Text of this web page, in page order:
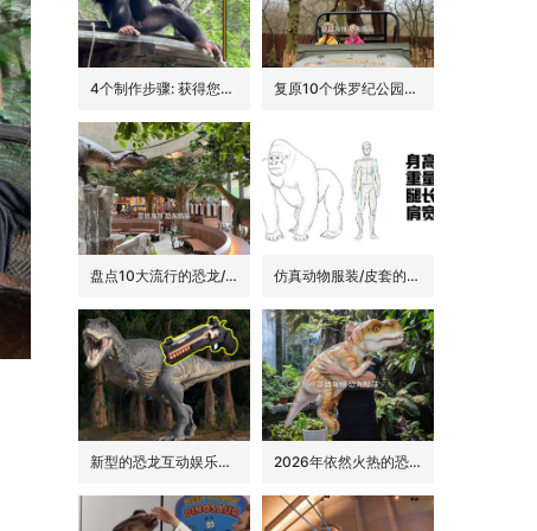
4个制作步骤: 获得您的动物手偶 复原10个侏罗纪公园里的经典恐龙品种
盘点10大流行的恐龙/侏罗纪主题花园餐吧的景观装饰 仿真动物服装/皮套的6大卖点
新型的恐龙互动娱乐设备/设施: 激光枪射击启动恐龙 2026年依然火热的恐龙手偶道具